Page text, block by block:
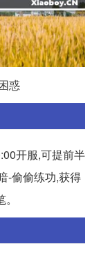
惑
开服,可提前半
-偷偷练功,获得